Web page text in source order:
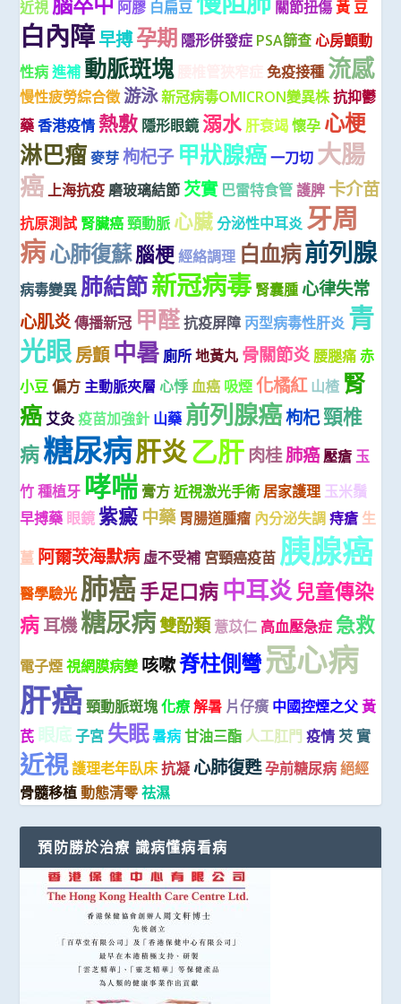
近視
阿膠 白扁豆 關節扭傷 黃 豆
白內障早搏孕期 隱形併發症 PSA篩查 心房顫動
性病 進補 動脈斑塊 免疫接種 流感
慢性疲勞綜合徵游泳新冠病毒OMICRON變異株抗抑鬱
藥 香港疫情 熱敷 隱形眼鏡溺水 肝衰竭 懷孕 心梗
淋巴瘤 麥芽 枸杞子 甲狀腺癌 一刀切 大腸
癌 上海抗疫 磨玻璃結節 芡實 巴雷特食管 護脾 卡介苗
抗原測試 腎臟癌 頸動脈 心臟 分泌性中耳炎 牙周
病心肺復蘇腦梗 經絡調理 白血病前列腺
病毒變異 肺結節新冠病毒 腎囊腫 心律失常
心肌炎傳播新冠 甲醛 抗疫屏障 丙型病毒性肝炎 青
光眼房顫 中暑 廁所 地黃丸 骨關節炎腰腿痛 赤
小豆 偏方 主動脈夾層 心悸 血癌 吸煙 化橘紅 山楂 腎
癌 艾灸 疫苗加強針 山藥 前列腺癌枸杞頸椎
病糖尿病肝炎乙肝肉桂肺癌壓瘡 玉
竹 種植牙 哮喘 膏方 近視激光手術 居家護理 玉米鬚
早搏藥 眼鏡 紫癜中藥 胃腸道腫瘤 內分泌失調 痔瘡 生
薑 阿爾茨海默病 虛不受補 宮頸癌疫苗 胰腺癌
醫學驗光 肺癌手足口病 中耳炎 兒童傳染
病耳機糖尿病雙酚類 薏苡仁 高血壓急症 急救
電子煙 視網膜病變 咳嗽脊柱側彎冠心病
肝癌 頸動脈斑塊化療 解暑 片仔癀 中國控煙之父 黃
芪 眼底 子宮 失眠暑病 甘油三酯 人工肛門 疫情 芡 實
近視護理老年臥床 抗凝 心肺復甦孕前糖尿病 絕經
骨髓移植 動態清零祛濕
預防勝於治療 識病懂病看病